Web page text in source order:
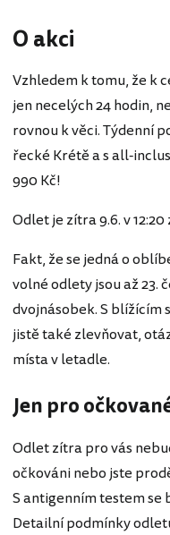
O akci
Vzhledem k tomu, že k
jen necelých 24 hodin,
rovnou k věci. Týdenní
řecké Krétě a s all-
990 Kč!
Odlet je zítra 9.6. v 12:20
Fakt, že se jedná o
volné odlety jsou až 23.
dvojnásobek. S blížícím
jistě také zlevňovat,
místa v letadle.
Jen pro
Odlet zítra pro vás
očkováni nebo jste
S antigenním testem se
Detailní podmínky